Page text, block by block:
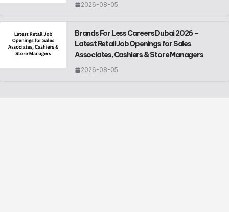
2026-08-05
Brands For Less Careers Dubai 2026 –
Latest Retail Job Openings for Sales
Associates, Cashiers & Store Managers
2026-08-05